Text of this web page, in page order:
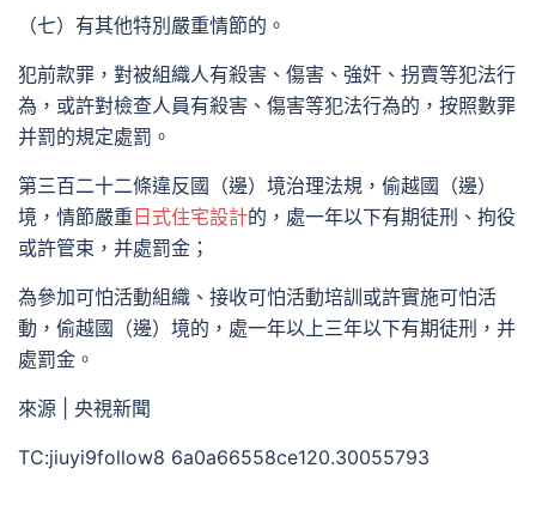
（七）有其他特別嚴重情節的。
犯前款罪，對被組織人有殺害、傷害、強奸、拐賣等犯法行
為，或許對檢查人員有殺害、傷害等犯法行為的，按照數罪
并罰的規定處罰。
第三百二十二條違反國（邊）境治理法規，偷越國（邊）
境，情節嚴重 日式住宅設計的，處一年以下有期徒刑、拘役
或許管束，并處罰金；
為參加可怕活動組織、接收可怕活動培訓或許實施可怕活
動，偷越國（邊）境的，處一年以上三年以下有期徒刑，并
處罰金。
來源 | 央視新聞
TC:jiuyi9follow8 6a0a66558ce120.30055793